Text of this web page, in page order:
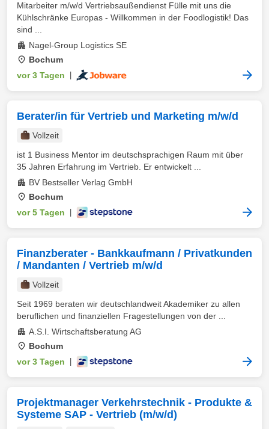
Mitarbeiter m/w/d Vertriebsaußendienst Fülle mit uns die
Kühlschränke Europas - Willkommen in der Foodlogistik! Das
sind ...
Nagel-Group Logistics SE
Bochum
vor 3 Tagen
Berater/in für Vertrieb und Marketing m/w/d
Vollzeit
ist 1 Business Mentor im deutschsprachigen Raum mit über
35 Jahren Erfahrung im Vertrieb. Er entwickelt ...
BV Bestseller Verlag GmbH
Bochum
vor 5 Tagen
Finanzberater - Bankkaufmann / Privatkunden
/ Mandanten / Vertrieb m/w/d
Vollzeit
Seit 1969 beraten wir deutschlandweit Akademiker zu allen
beruflichen und finanziellen Fragestellungen von der ...
A.S.I. Wirtschaftsberatung AG
Bochum
vor 3 Tagen
Projektmanager Verkehrstechnik - Produkte &
Systeme SAP - Vertrieb (m/w/d)